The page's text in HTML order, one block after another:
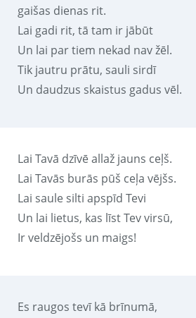
gaišas dienas rit.
Lai gadi rit, tā tam ir jābūt
Un lai par tiem nekad nav žēl.
Tik jautru prātu, sauli sirdī
Un daudzus skaistus gadus vēl.
Lai Tavā dzīvē allaž jauns ceļš.
Lai Tavās burās pūš ceļa vējšs.
Lai saule silti apspīd Tevi
Un lai lietus, kas līst Tev virsū,
Ir veldzējošs un maigs!
Es raugos tevī kā brīnumā,